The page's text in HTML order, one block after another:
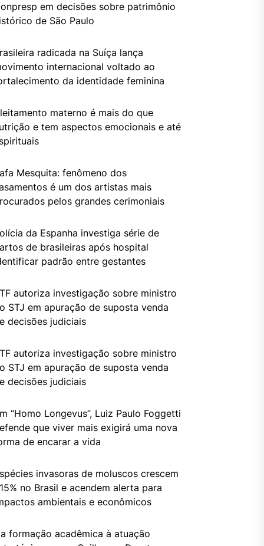
em decisões sobre patrimônio
de São Paulo
radicada na Suíça lança
internacional voltado ao
da identidade feminina
materno é mais do que
e tem aspectos emocionais e até
Mesquita: fenômeno dos
é um dos artistas mais
pelos grandes cerimoniais
da Espanha investiga série de
de brasileiras após hospital
padrão entre gestantes
autoriza investigação sobre ministro
STJ em apuração de suposta venda
decisões judiciais
autoriza investigação sobre ministro
STJ em apuração de suposta venda
decisões judiciais
“Homo Longevus”, Luiz Paulo Foggetti
que viver mais exigirá uma nova
de encarar a vida
invasoras de moluscos crescem
no Brasil e acendem alerta para
ambientais e econômicos
formação acadêmica à atuação